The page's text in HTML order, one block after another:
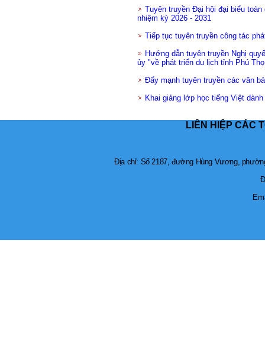
Tuyên truyền Đại hội đại biểu
nhiệm kỳ 2026 - 2031
Tiếp tục tuyên truyền công tác
Hướng dẫn tuyên truyền Nghị
ủy "về phát triển du lịch tỉnh Phú
Đẩy mạnh tuyên truyền các văn
Khai giảng lớp học tiếng Việt
LIÊN HIỆP CÁC
Địa chỉ: Số 2187, đường Hùng Vương,